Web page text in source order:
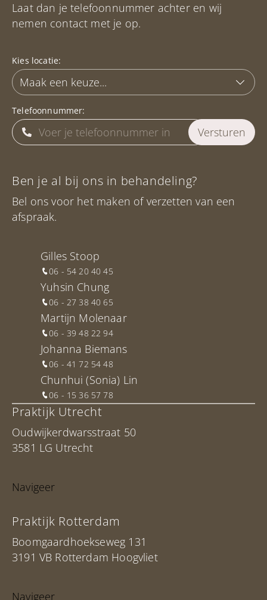
Laat dan je telefoonnummer achter en wij
nemen contact met je op.
Kies locatie:
Telefoonnummer:
Ben je al bij ons in behandeling?
Bel ons voor het maken of verzetten van een
afspraak.
Gilles Stoop
06 - 54 20 40 45
Yuhsin Chung
06 - 27 38 40 65
Martijn Molenaar
06 - 39 48 22 94
Johanna Biemans
06 - 41 72 54 48
Chunhui (Sonia) Lin
06 - 15 36 57 78
Praktijk Utrecht
Oudwijkerdwarsstraat 50
3581 LG Utrecht
Navigeer
Praktijk Rotterdam
Boomgaardhoekseweg 131
3191 VB Rotterdam Hoogvliet
Navigeer